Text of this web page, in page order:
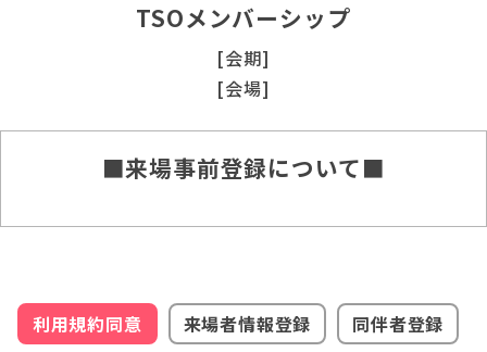
TSOメンバーシップ
[会期]
[会場]
■来場事前登録について■
利用規約同意 来場者情報登録
同伴者登録